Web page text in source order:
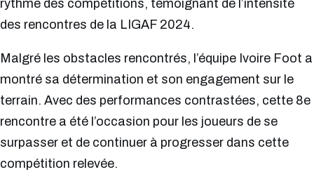
rythme des compétitions, témoignant de l’intensité
des rencontres de la LIGAF 2024.
Malgré les obstacles rencontrés, l’équipe Ivoire Foot a
montré sa détermination et son engagement sur le
terrain. Avec des performances contrastées, cette 8e
rencontre a été l’occasion pour les joueurs de se
surpasser et de continuer à progresser dans cette
compétition relevée.